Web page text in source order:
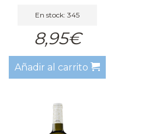
En stock: 345
8,95€
Añadir al carrito